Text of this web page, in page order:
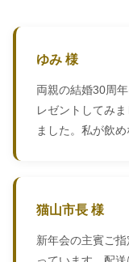
ゆみ 様
両親の結婚30周
レゼントしてみ
ました。私が飲
猫山市長 様
新年会の主賓ご